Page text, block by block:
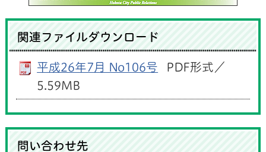
関連ファイルダウンロード
平成26年7月 No106号
PDF形式／
5.59MB
問い合わせ先